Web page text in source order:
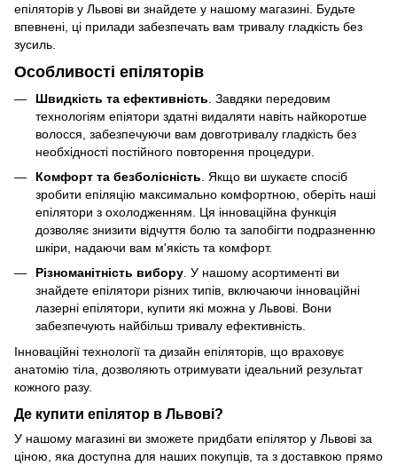
епіляторів у Львові ви знайдете у нашому магазині. Будьте
впевнені, ці прилади забезпечать вам тривалу гладкість без
зусиль.
Особливості епіляторів
Швидкість та ефективність . Завдяки передовим
технологіям епіятори здатні видаляти навіть найкоротше
волосся, забезпечуючи вам довготривалу гладкість без
необхідності постійного повторення процедури.
Комфорт та безболісність . Якщо ви шукаєте спосіб
зробити епіляцію максимально комфортною, оберіть наші
епілятори з охолодженням. Ця інноваційна функція
дозволяє знизити відчуття болю та запобігти подразненню
шкіри, надаючи вам м'якість та комфорт.
Різноманітність вибору. У нашому асортименті ви
знайдете епілятори різних типів, включаючи інноваційні
лазерні епілятори, купити які можна у Львові. Вони
забезпечують найбільш тривалу ефективність.
Інноваційні технології та дизайн епіляторів, що враховує
анатомію тіла, дозволяють отримувати ідеальний результат
кожного разу.
Де купити епілятор в Львові?
У нашому магазині ви зможете придбати епілятор у Львові за
ціною, яка доступна для наших покупців, та з доставкою прямо